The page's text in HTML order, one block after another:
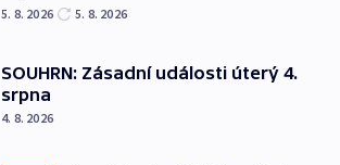
5. 8. 2026 5. 8. 2026
SOUHRN: Zásadní události úterý 4.
srpna
4. 8. 2026